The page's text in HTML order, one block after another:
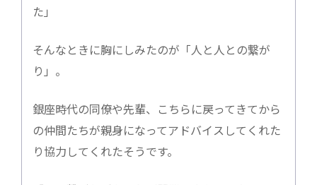
た」
そんなときに胸にしみたのが「人と人との繋が
り」。
銀座時代の同僚や先輩、こちらに戻ってきてから
の仲間たちが親身になってアドバイスしてくれた
り協力してくれたそうです。